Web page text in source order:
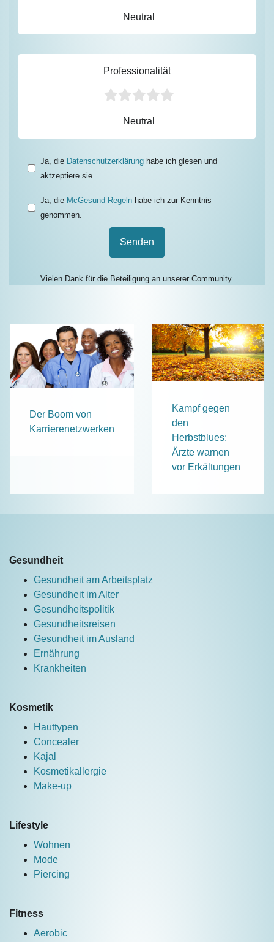
Neutral
Professionalität
Neutral
Ja, die Datenschutzerklärung habe ich glesen und
aktzeptiere sie.
Ja, die McGesund-Regeln habe ich zur Kenntnis
genommen.
Senden
Vielen Dank für die Beteiligung an unserer Community.
Der Boom von
Karrierenetzwerken
Kampf gegen
den
Herbstblues:
Ärzte warnen
vor Erkältungen
Gesundheit
Gesundheit am Arbeitsplatz
Gesundheit im Alter
Gesundheitspolitik
Gesundheitsreisen
Gesundheit im Ausland
Ernährung
Krankheiten
Kosmetik
Hauttypen
Concealer
Kajal
Kosmetikallergie
Make-up
Lifestyle
Wohnen
Mode
Piercing
Fitness
Aerobic